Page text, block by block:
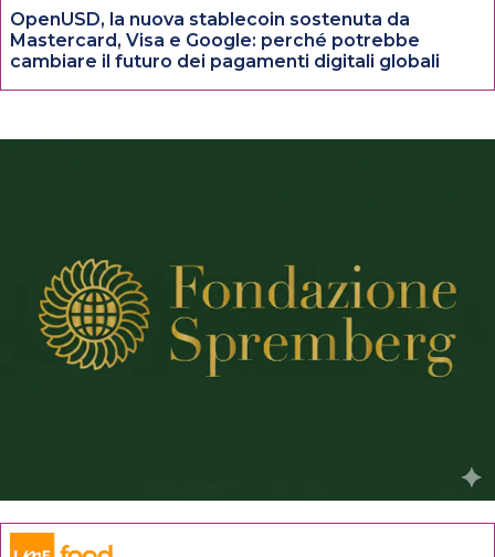
OpenUSD, la nuova stablecoin sostenuta da
Mastercard, Visa e Google: perché potrebbe
cambiare il futuro dei pagamenti digitali globali